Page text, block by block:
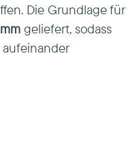
Die Grundlage für
geliefert, sodass